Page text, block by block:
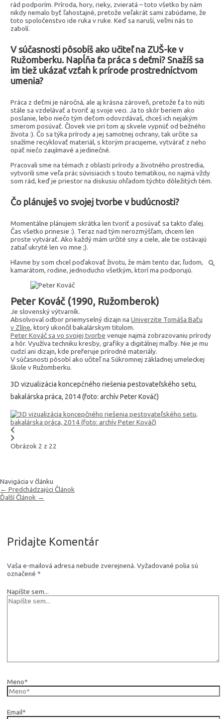
rád podporím. Príroda, hory, rieky, zvieratá – toto všetko by nám
nikdy nemalo byť ľahostajné, pretože veľakrát sami zabúdame, že
toto spoločenstvo ide ruka v ruke. Keď sa naruší, veľmi nás to
zabolí.
V súčasnosti pôsobíš ako učiteľ na ZUŠ-ke v
Ružomberku. Napĺňa ťa práca s deťmi? Snažíš sa
im tiež ukázať vzťah k prírode prostredníctvom
umenia?
Práca z deťmi je náročná, ale aj krásna zároveň, pretože ťa to núti
stále sa vzdelávať a tvoriť aj svoje veci. Ja to skôr beriem ako
poslanie, lebo niečo tým deťom odovzdávaš, chceš ich nejakým
smerom posúvať. Človek vie pri tom aj skvele vypnúť od bežného
života :). Čo sa týka prírody a jej samotnej ochrany, tak určite sa
snažíme recyklovať materiál, s ktorým pracujeme, vytvárať z neho
opäť niečo zaujímavé a jedinečné.
Pracovali sme na témach z oblasti prírody a životného prostredia,
vytvorili sme veľa prác súvisiacich s touto tematikou, no najmä vždy
som rád, keď je priestor na diskusiu ohľadom týchto dôležitých tém.
Čo plánuješ vo svojej tvorbe v budúcnosti?
Momentálne plánujem skrátka len tvoriť a posúvať sa takto ďalej.
Čas všetko prinesie :). Teraz nad tým nerozmýšľam, chcem len
proste vytvárať. Ako každý mám určité sny a ciele, ale tie ostávajú
zatiaľ ukryté len vo mne ;).
Hlavne by som chcel poďakovať životu, že mám tento dar, ľudom,
kamarátom, rodine, jednoducho všetkým, ktorí ma podporujú.
Peter Kováč (1990, Ružomberok)
Je slovenský výtvarník.
Absolvoval odbor priemyselný dizajn naUniverzite Tomáša Baťu
v Zlíne, ktorý ukončil bakalárskym titulom.
Peter Kováč sa vo svojej tvorbe venuje najmä zobrazovaniu prírody
a hôr. Využíva techniku kresby, grafiky a digitálnej maľby. Nie je mu
cudzí ani dizajn, kde preferuje prírodné materiály.
V súčasnosti pôsobí ako učiteľ na Súkromnej základnej umeleckej
škole v Ružomberku.
3D vizualizácia koncepčného riešenia pestovateľského setu,
bakalárska práca, 2014 (foto: archív Peter Kováč)
Obrázok 2 z 22
Navigácia v článku
← Predchádzajúci Článok
Ďalší Článok →
Pridajte Komentár
Vaša e-mailová adresa nebude zverejnená. Vyžadované polia sú
označené *
Napíšte sem...
Meno*
Email*